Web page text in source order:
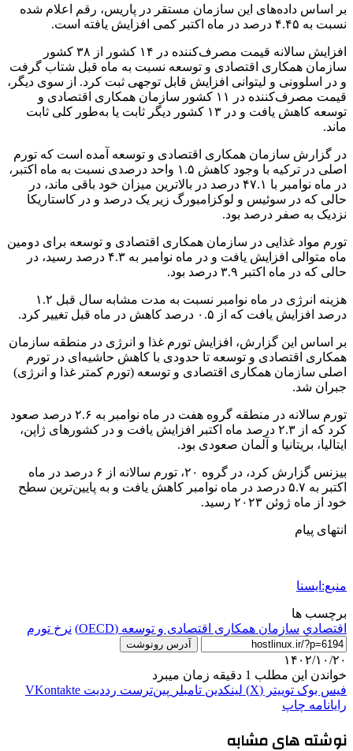
بر اساس داده‌های این سازمان مستقر در پاریس، رقم اعلام شده
نسبت به ۴.۴۵ درصد در ماه اکتبر کمی افزایش یافته است.
افزایش سالانه قیمت مصرف‌کننده در ۱۴ کشور از ۳۸ کشور
سازمان همکاری اقتصادی و توسعه نسبت به ماه قبل شتاب گرفت
و در اسلوونی و لیتوانی افزایش قابل توجهی ثبت کرد. از سوی دیگر،
قیمت مصرف‌کننده در ۱۱ کشور سازمان همکاری اقتصادی و
توسعه کاهش یافت و در ۱۳ کشور دیگر ثابت یا به‌طور کلی ثابت
ماند.
در گزارش سازمان همکاری اقتصادی و توسعه آمده است که تورم
اصلی در ترکیه با وجود کاهش ۱.۵ واحد درصدی نسبت به ماه اکتبر،
در ماه نوامبر با ۴۷.۱ درصد در بالاترین میزان خود باقی ماند، در
حالی که در سوئیس و لوکزامبورگ زیر یک درصد و در کاستاریکا
نزدیک به صفر درصد بود.
تورم مواد غذایی در سازمان همکاری اقتصادی و توسعه برای دومین
ماه متوالی افزایش یافت و در ماه نوامبر به ۴.۳ درصد رسید، در
حالی که در ماه اکتبر ۳.۹ درصد بود.
هزینه انرژی در ماه نوامبر نسبت به مدت مشابه سال قبل ۱.۲
درصد افزایش یافت که از ۰.۵ درصد کاهش در ماه قبل تغییر کرد.
بر اساس این گزارش، افزایش تورم غذا و انرژی در منطقه سازمان
همکاری اقتصادی و توسعه تا حدودی با کاهش حاشیه‌ای در تورم
اصلی سازمان همکاری اقتصادی و توسعه (تورم کمتر غذا و انرژی)
جبران شد.
تورم سالانه در منطقه گروه هفت در ماه نوامبر به ۲.۶ درصد صعود
کرد که از ۲.۳ درصد ماه اکتبر افزایش یافت و در کشورهای ژاپن،
ایتالیا، بریتانیا و آلمان صعودی بود.
بیزنس گزارش کرد، در گروه ۲۰، تورم سالانه از ۶ درصد در ماه
اکتبر به ۵.۷ درصد در ماه نوامبر کاهش یافت و به پایین‌ترین سطح
خود از ماه ژوئن ۲۰۲۳ رسید.
انتهای پیام
منبع:ایسنا
برچسب ها
اقتصادي سازمان همکاری اقتصادی و توسعه (OECD) نرخ تورم
آدرس رونوشت
۱۴۰۲/۱۰/۲۰
خواندن این مطلب 1 دقیقه زمان میبرد
فیس بوک توییتر (X) لینکدین ‫تامبلر ‫پین‌ترست ‫رددیت ‫VKontakte
رایانامه چاپ
نوشته های مشابه